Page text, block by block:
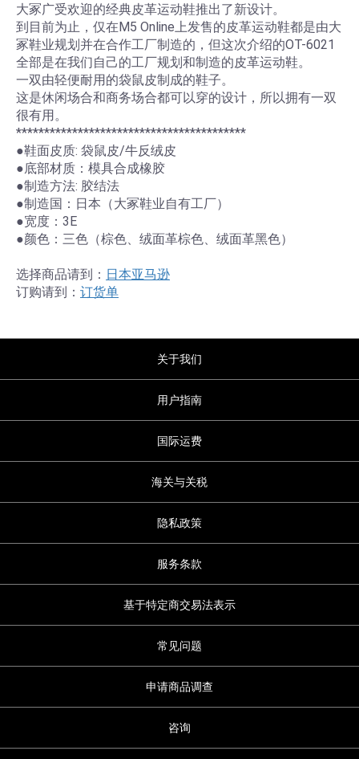
大冢广受欢迎的经典皮革运动鞋推出了新设计。
到目前为止，仅在M5 Online上发售的皮革运动鞋都是由大
冢鞋业规划并在合作工厂制造的，但这次介绍的OT-6021
全部是在我们自己的工厂规划和制造的皮革运动鞋。
一双由轻便耐用的袋鼠皮制成的鞋子。
这是休闲场合和商务场合都可以穿的设计，所以拥有一双
很有用。
*****************************************
●鞋面皮质: 袋鼠皮/牛反绒皮
●底部材质：模具合成橡胶
●制造方法: 胶结法
●制造国：日本（大冢鞋业自有工厂）
●宽度：3E
●颜色：三色（棕色、绒面革棕色、绒面革黑色）
选择商品请到： 日本亚马逊
订购请到： 订货单
关于我们
用户指南
国际运费
海关与关税
隐私政策
服务条款
基于特定商交易法表示
常见问题
申请商品调查
咨询